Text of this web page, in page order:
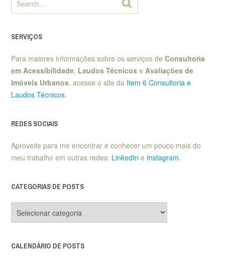
SERVIÇOS
Para maiores informações sobre os serviços de Consultoria
em Acessibilidade, Laudos Técnicos e Avaliações de
Imóveis Urbanos, acesse o site da Item 6 Consultoria e
Laudos Técnicos.
REDES SOCIAIS
Aproveite para me encontrar e conhecer um pouco mais do
meu trabalho em outras redes: LinkedIn e Instagram.
CATEGORIAS DE POSTS
de
CALENDÁRIO DE POSTS